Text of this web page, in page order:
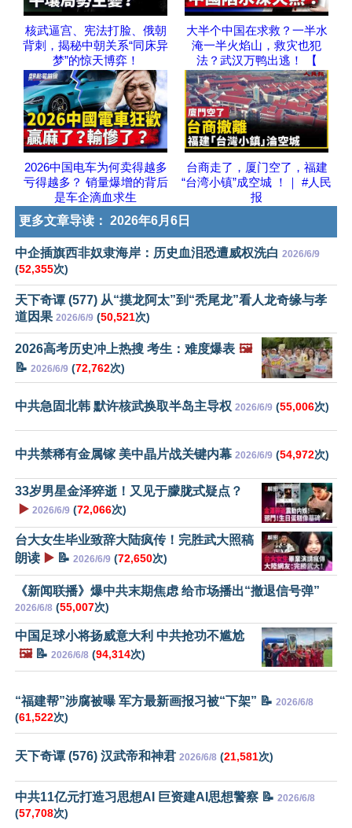
核武逼宫、宪法打脸、俄朝
背刺，揭秘中朝关系“同床异
梦”的惊天博弈！
大半个中国在求救？一半水
淹一半火焰山，救灾也犯
法？武汉万鸭出逃！ 【
2026中国电车为何卖得越多
亏得越多？ 销量爆增的背后
是车企滴血求生
台商走了，厦门空了，福建
“台湾小镇”成空城 ！｜ #人民
报
更多文章导读： 2026年6月6日
中企插旗西非奴隶海岸：历史血泪恐遭威权洗白 2026/6/9
(52,355次)
天下奇谭 (577) 从“摸龙阿太”到“秃尾龙”看人龙奇缘与孝
道因果 2026/6/9 (50,521次)
2026高考历史冲上热搜 考生：难度爆表 🖼️
📝 2026/6/9 (72,762次)
中共急固北韩 默许核武换取半岛主导权 2026/6/9 (55,006次)
中共禁稀有金属镓 美中晶片战关键内幕 2026/6/9 (54,972次)
33岁男星金泽猝逝！又见于朦胧式疑点？
▶️ 2026/6/9 (72,066次)
台大女生毕业致辞大陆疯传！完胜武大照稿
朗读 ▶️ 📝 2026/6/9 (72,650次)
《新闻联播》爆中共末期焦虑 给市场播出“撤退信号弹”
2026/6/8 (55,007次)
中国足球小将扬威意大利 中共抢功不尴尬
🖼️📝 2026/6/8 (94,314次)
“福建帮”涉腐被曝 军方最新画报习被“下架” 📝 2026/6/8
(61,522次)
天下奇谭 (576) 汉武帝和神君 2026/6/8 (21,581次)
中共11亿元打造习思想AI 巨资建AI思想警察 📝 2026/6/8
(57,708次)